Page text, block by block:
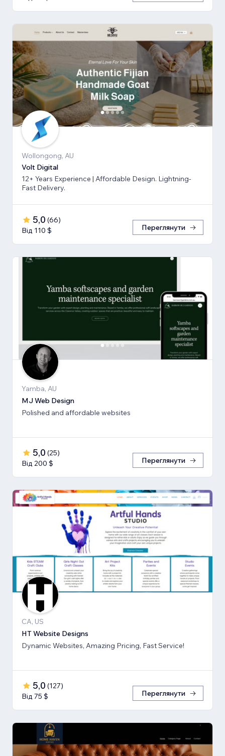
Wollongong, AU
Volt Digital
12+ Years Experience | Affordable Design. Lightning-
Fast Delivery.
5,0 (66)
Від 110 $
Переглянути
Yamba, AU
MJ Web Design
Polished and affordable websites
5,0 (25)
Від 200 $
Переглянути
CA, US
HT Website Designs
Dynamic Websites, Amazing Pricing, Fast Service!
5,0 (127)
Від 75 $
Переглянути